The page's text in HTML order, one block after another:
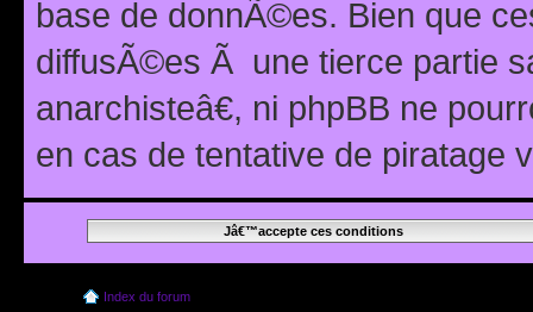
base de donnÃ©es. Bien que
diffusÃ©es Ã une tierce partie
anarchisteâ€, ni phpBB ne
en cas de tentative de piratage
Index du forum